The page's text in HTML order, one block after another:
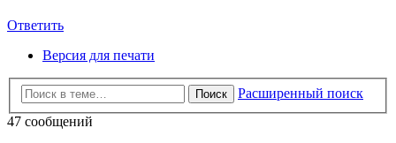
Ответить
Версия для печати
Поиск
Расширенный поиск
47 сообщений